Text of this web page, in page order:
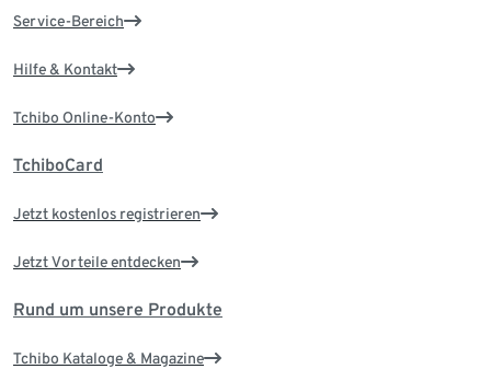
Service-Bereich
Hilfe & Kontakt
Tchibo Online-Konto
TchiboCard
Jetzt kostenlos registrieren
Jetzt Vorteile entdecken
Rund um unsere Produkte
Tchibo Kataloge & Magazine